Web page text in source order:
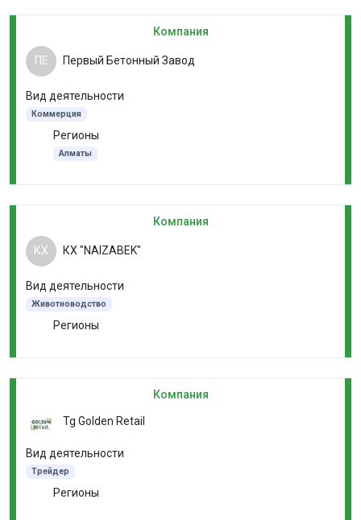
Компания
ПЕ Первый Бетонный Завод
Вид деятельности
Коммерция
Регионы
Алматы
Компания
КХ КХ "NAIZABEK"
Вид деятельности
Животноводство
Регионы
Компания
Tg Golden Retail
Вид деятельности
Трейдер
Регионы